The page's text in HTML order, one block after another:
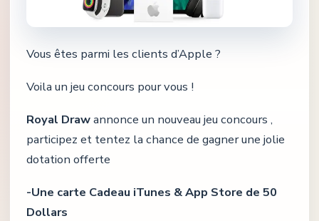
Vous êtes parmi les clients d’Apple ?
Voila un jeu concours pour vous !
Royal Drawannonce un nouveau jeu concours ,
participez et tentez la chance de gagner une jolie
dotation offerte
-Une carte Cadeau iTunes & App Store de 50
Dollars